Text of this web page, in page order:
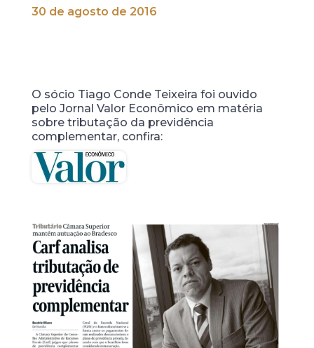
30 de agosto de 2016
O sócio Tiago Conde Teixeira foi ouvido
pelo Jornal Valor Econômico em matéria
sobre tributação da previdência
complementar, confira: